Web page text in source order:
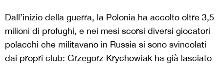
Dall’inizio della guerra, la Polonia ha accolto oltre 3,5
milioni di profughi, e nei mesi scorsi diversi giocatori
polacchi che militavano in Russia si sono svincolati
dai propri club: Grzegorz Krychowiak ha già lasciato